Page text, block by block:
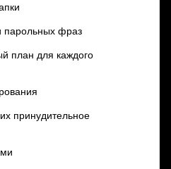
парольных фраз
план для каждого
принудительное